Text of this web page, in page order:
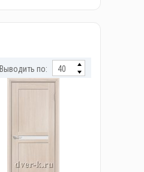
Выводить по: